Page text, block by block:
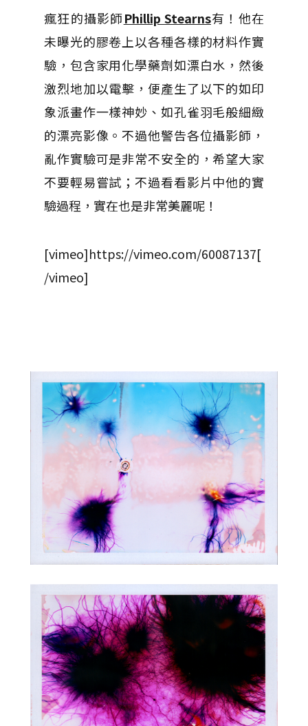
瘋狂的攝影師Phillip Stearns有！他在
未曝光的膠卷上以各種各樣的材料作實
驗，包含家用化學藥劑如漂白水，然後
激烈地加以電擊，便產生了以下的如印
象派畫作一樣神妙、如孔雀羽毛般細緻
的漂亮影像。不過他警告各位攝影師，
亂作實驗可是非常不安全的，希望大家
不要輕易嘗試；不過看看影片中他的實
驗過程，實在也是非常美麗呢！
[vimeo]https://vimeo.com/60087137[
/vimeo]